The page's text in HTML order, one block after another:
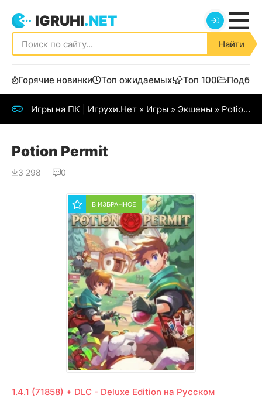
IGRUHI.NET
Найти
Горячие новинки Топ ожидаемых! Топ 100
Игры на ПК | Игрухи.Нет » Игры » Экшены » Potion Permit
Potion Permit
3 298 0
В ИЗБРАННОЕ
1.4.1 (71858) + DLC - Deluxe Edition на Русском